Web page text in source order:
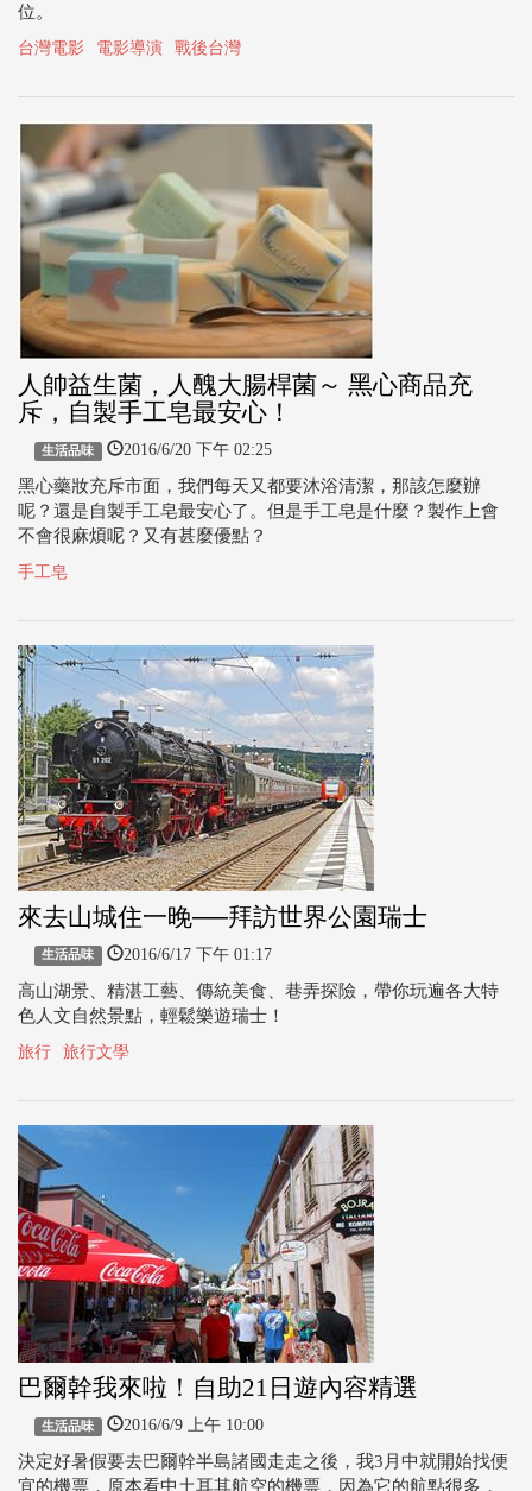
位。
台灣電影 電影導演 戰後台灣
人帥益生菌，人醜大腸桿菌～ 黑心商品充
斥，自製手工皂最安心！
生活品味 2016/6/20 下午 02:25
黑心藥妝充斥市面，我們每天又都要沐浴清潔，那該怎麼辦
呢？還是自製手工皂最安心了。但是手工皂是什麼？製作上會
不會很麻煩呢？又有甚麼優點？
手工皂
來去山城住一晚──拜訪世界公園瑞士
生活品味 2016/6/17 下午 01:17
高山湖景、精湛工藝、傳統美食、巷弄探險，帶你玩遍各大特
色人文自然景點，輕鬆樂遊瑞士！
旅行 旅行文學
巴爾幹我來啦！自助21日遊內容精選
生活品味 2016/6/9 上午 10:00
決定好暑假要去巴爾幹半島諸國走走之後，我3月中就開始找便
宜的機票，原本看中土耳其航空的機票，因為它的航點很多，